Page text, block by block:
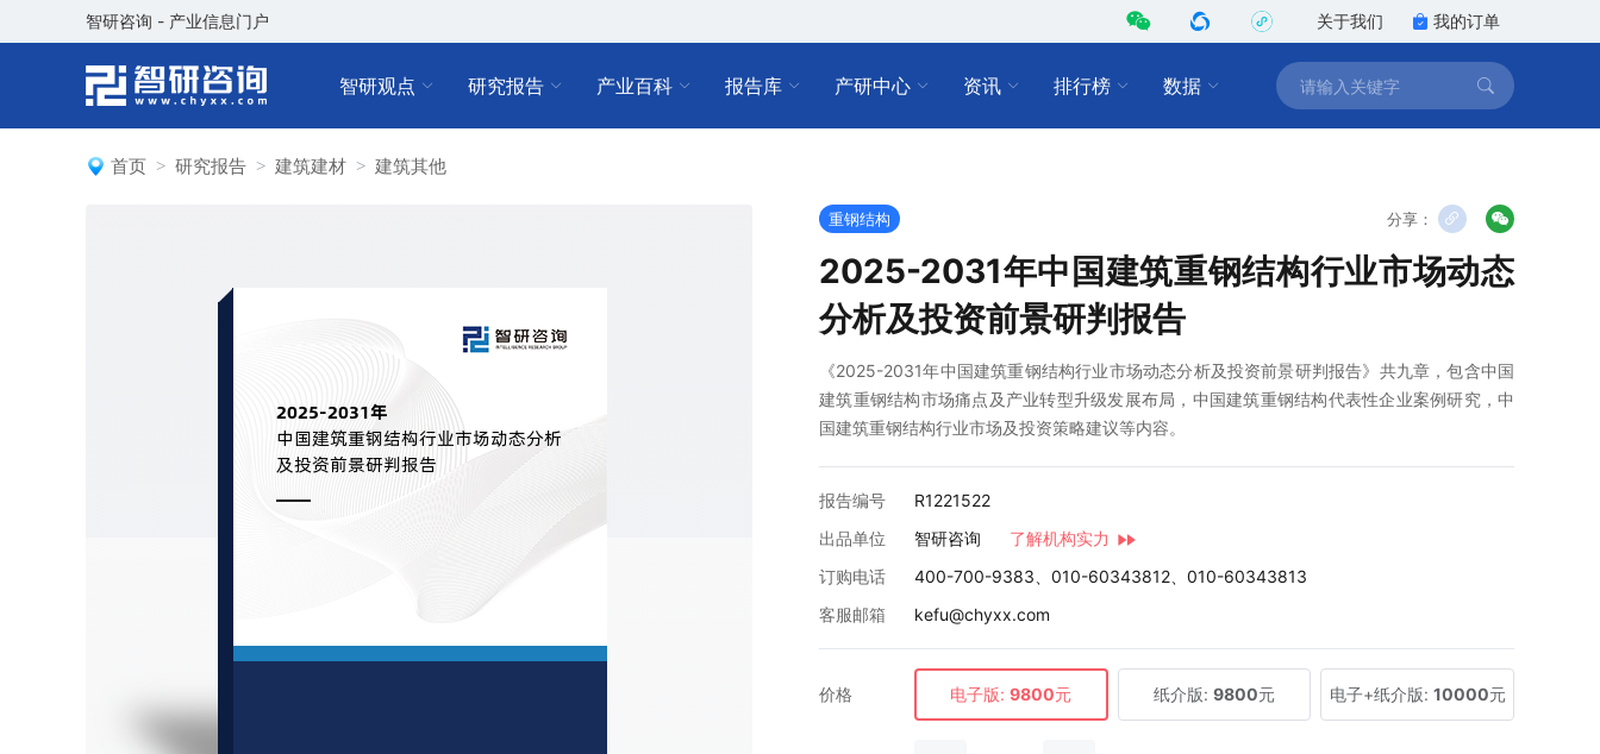
智研咨询 - 产业信息门户 关于我们 我的订单
智研观点 研究报告 产业百科 报告库 产研中心 资讯 排行榜 数据
首页 研究报告 建筑建材 建筑其他
重钢结构 分享：
2025-2031年中国建筑重钢结构行业市场动态
分析及投资前景研判报告
《2025-2031年中国建筑重钢结构行业市场动态分析及投资前景研判报告》共九章，包含中国
建筑重钢结构市场痛点及产业转型升级发展布局，中国建筑重钢结构代表性企业案例研究，中
国建筑重钢结构行业市场及投资策略建议等内容。
报告编号
R1221522
出品单位
智研咨询
了解机构实力
订购电话
400-700-9383、010-60343812、010-60343813
客服邮箱
kefu@chyxx.com
价格 电子版: 9800元 纸介版: 9800元 电子+纸介版: 10000元